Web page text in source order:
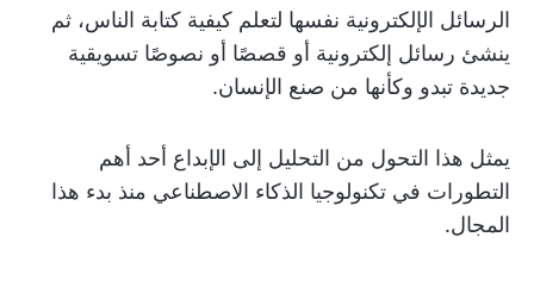
الرسائل الإلكترونية نفسها لتعلم كيفية كتابة الناس، ثم
ينشئ رسائل إلكترونية أو قصصًا أو نصوصًا تسويقية
جديدة تبدو وكأنها من صنع الإنسان.
يمثل هذا التحول من التحليل إلى الإبداع أحد أهم
التطورات في تكنولوجيا الذكاء الاصطناعي منذ بدء هذا
المجال.